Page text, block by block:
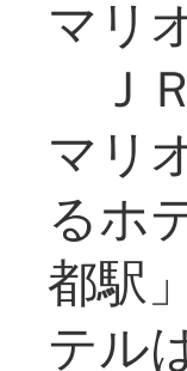
マリ
Ｊ
マリ
るホ
都駅
テル